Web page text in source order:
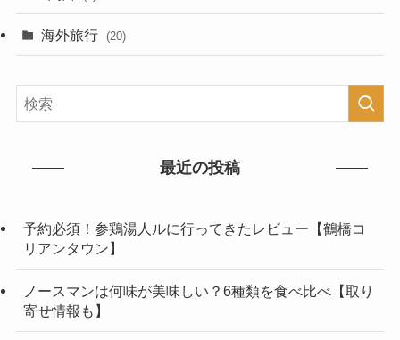
海外旅行 (20)
最近の投稿
予約必須！参鶏湯人ルに行ってきたレビュー【鶴橋コ
リアンタウン】
ノースマンは何味が美味しい？6種類を食べ比べ【取り
寄せ情報も】